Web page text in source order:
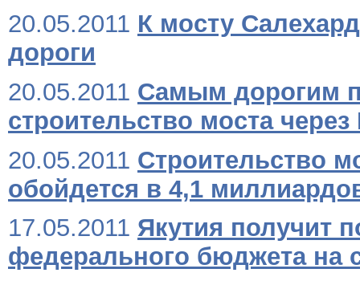
20.05.2011 К мосту
дороги
20.05.2011 Самым дорогим
строительство моста
20.05.2011 Строительство
обойдется в 4,1
17.05.2011 Якутия получит
федерального бюджета на